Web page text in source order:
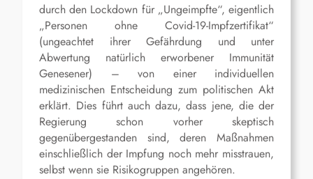
durch den Lockdown für „Ungeimpfte“, eigentlich
„Personen ohne Covid-19-Impfzertifikat“
(ungeachtet ihrer Gefährdung und unter
Abwertung natürlich erworbener Immunität
Genesener) – von einer individuellen
medizinischen Entscheidung zum politischen Akt
erklärt. Dies führt auch dazu, dass jene, die der
Regierung schon vorher skeptisch
gegenübergestanden sind, deren Maßnahmen
einschließlich der Impfung noch mehr misstrauen,
selbst wenn sie Risikogruppen angehören.